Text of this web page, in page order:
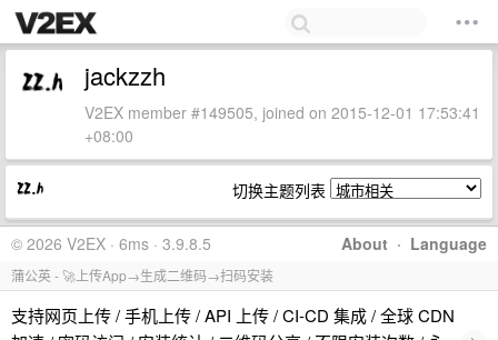
jackzzh
V2EX member #149505, joined on 2015-12-01 17:53:41
+08:00
切换主题列表
About · Language
© 2026 V2EX · 6ms · 3.9.8.5
蒲公英 - 🚀上传App→生成二维码→扫码安装
支持网页上传 / 手机上传 / API 上传 / CI-CD 集成 / 全球 CDN